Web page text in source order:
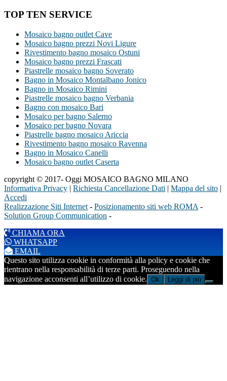
TOP TEN SERVICE
Mosaico bagno outlet Cave
Mosaico bagno prezzi Novi Ligure
Rivestimento bagno mosaico Ostuni
Mosaico bagno prezzi Frascati
Piastrelle mosaico bagno Soverato
Bagno in Mosaico Montalbano Jonico
Bagno in Mosaico Rimini
Piastrelle mosaico bagno Verbania
Bagno con mosaico Bari
Mosaico per bagno Salerno
Mosaico per bagno Novara
Piastrelle bagno mosaico Ariccia
Rivestimento bagno mosaico Ravenna
Bagno in Mosaico Canelli
Mosaico bagno outlet Caserta
copyright © 2017- Oggi MOSAICO BAGNO MILANO
Informativa Privacy | Richiesta Cancellazione Dati | Mappa del sito |
Accedi
Realizzazione Siti Internet - Posizionamento siti web ROMA -
Solution Group Communication -
CHIAMA ORA
WHATSAPP
EMAIL
Questo sito utilizza cookie in conformità alla policy e cookie che
rientrano nella responsabilità di terze parti. Proseguendo nella
navigazione acconsenti all’utilizzo di cookie. Ok Leggi di più